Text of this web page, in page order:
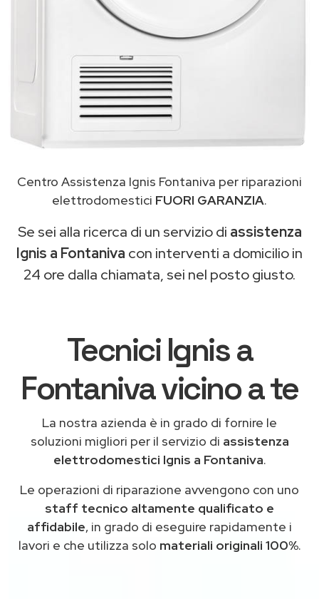
Centro Assistenza Ignis Fontaniva per riparazioni
elettrodomestici FUORI GARANZIA.
Se sei alla ricerca di un servizio di assistenza
Ignis a Fontaniva con interventi a domicilio in
24 ore dalla chiamata, sei nel posto giusto.
Tecnici Ignis a
Fontaniva vicino a te
La nostra azienda è in grado di fornire le
soluzioni migliori per il servizio di assistenza
elettrodomestici Ignis a Fontaniva.
Le operazioni di riparazione avvengono con uno
staff tecnico altamente qualificato e
affidabile, in grado di eseguire rapidamente i
lavori e che utilizza solo materiali originali 100%.